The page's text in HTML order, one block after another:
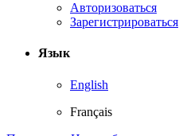
Авторизоваться
Зарегистрироваться
Язык
English
Français